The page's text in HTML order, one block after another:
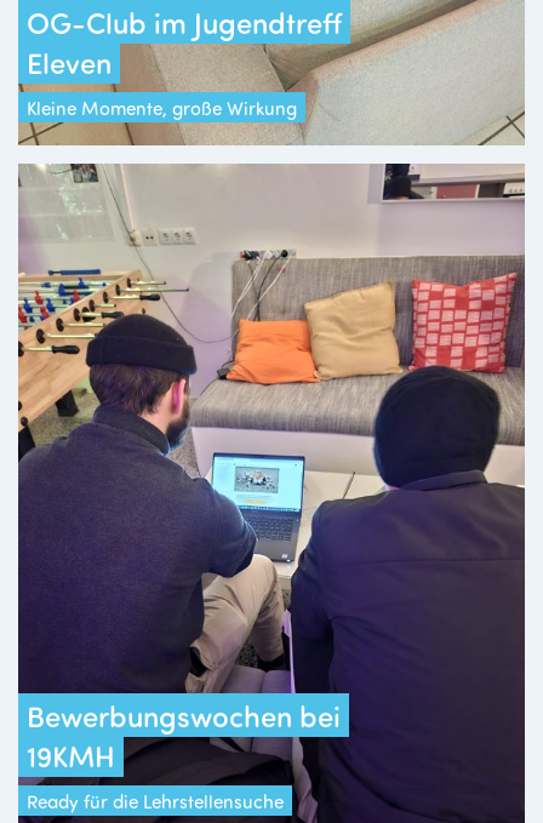
OG-Club im Jugendtreff
Eleven
Kleine Momente, große Wirkung
Bewerbungswochen bei
19KMH
Ready für die Lehrstellensuche